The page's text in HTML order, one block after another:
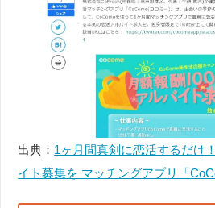
出典： 1ヶ月間真剣に恋活するだけ
イト募集を マッチングアプリ「